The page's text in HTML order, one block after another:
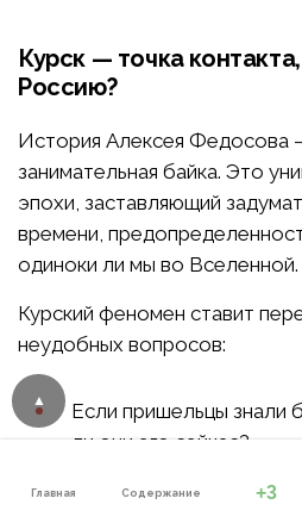
Курск — точка
Россию?
История Алексея Федосова
занимательная байка. Это
эпохи, заставляющий
времени,
одиноки ли мы во Вселенной.
Курский феномен ставит
неудобных вопросов:
Если пришельцы знали
ли они его сейчас?
Почему они выбрали
Главная Содержание +3